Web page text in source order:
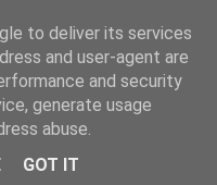
MENU
to deliver its services
and user-agent are
and security
generate usage
abuse.
GOT IT